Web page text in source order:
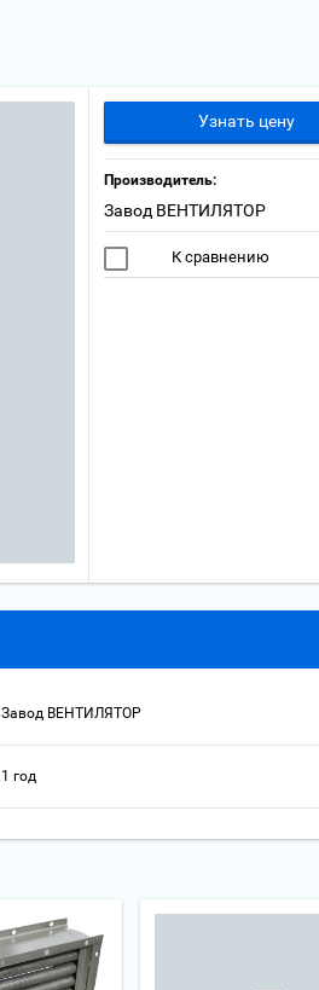
Узнать цену
Производитель:
Завод ВЕНТИЛЯТОР
К сравнению
Завод ВЕНТИЛЯТОР
1 год